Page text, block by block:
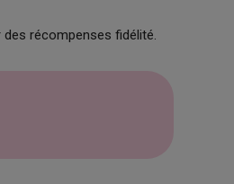
récompenses fidélité.